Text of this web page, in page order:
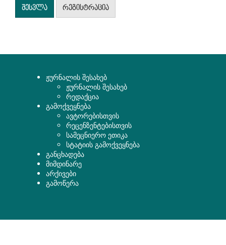
შესვლა რეგისტრაცია
ჟურნალის შესახებ
ჟურნალის შესახებ
რედაქცია
გამოქვეყნება
ავტორებისთვის
რეცენზენტებისთვის
სამეცნიერო ეთიკა
სტატიის გამოქვეყნება
განცხადება
მიმდინარე
არქივები
გამოწერა